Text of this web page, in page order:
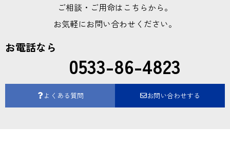
ご相談・ご用命はこちらから。
お気軽にお問い合わせください。
お電話なら
0533-86-4823
よくある質問 お問い合わせする